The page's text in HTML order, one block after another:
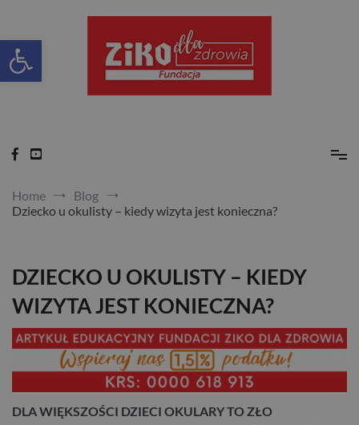
content
Home
Blog
Dziecko u okulisty – kiedy wizyta jest konieczna?
DZIECKO U OKULISTY – KIEDY
WIZYTA JEST KONIECZNA?
DLA WIĘKSZOŚCI DZIECI OKULARY TO ZŁO
Otwórz pasek narzędzi